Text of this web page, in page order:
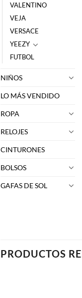
VALENTINO
VEJA
VERSACE
YEEZY
FUTBOL
NIÑOS
LO MÁS VENDIDO
ROPA
RELOJES
CINTURONES
BOLSOS
GAFAS DE SOL
PRODUCTOS